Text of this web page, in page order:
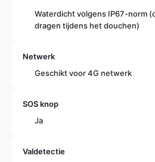
Waterdicht volgens IP67-norm
dragen tijdens het douchen)
Netwerk
Geschikt voor 4G netwerk
SOS knop
Ja
Valdetectie